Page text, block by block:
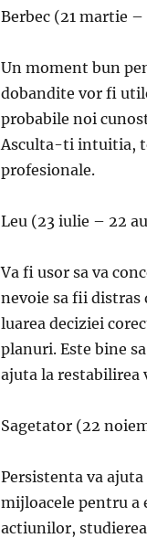
Berbec (21 martie
Un moment bun
dobandite vor fi
probabile noi
Asculta-ti intuitia,
profesionale.
Leu (23 iulie – 22
Va fi usor sa va
nevoie sa fii distras
luarea deciziei
planuri. Este bine
ajuta la
Sagetator (22
Persistenta va
mijloacele pentru a
actiunilor,